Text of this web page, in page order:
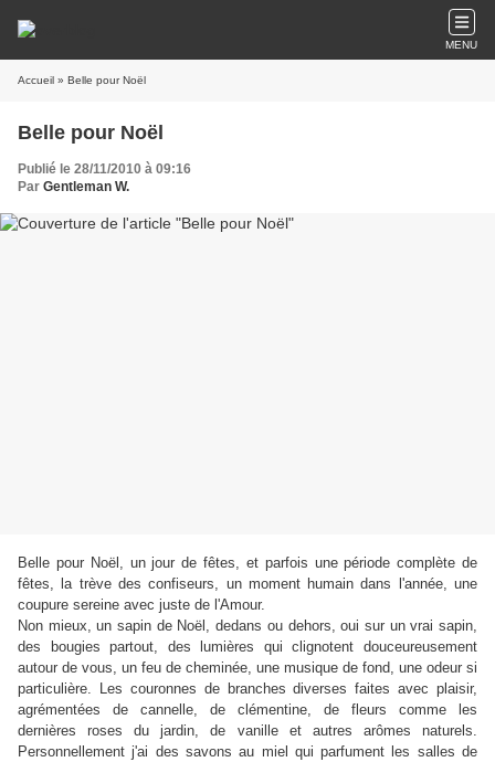
MENU
Accueil » Belle pour Noël
Belle pour Noël
Publié le 28/11/2010 à 09:16
Par Gentleman W.
Belle pour Noël, un jour de fêtes, et parfois une période complète de
fêtes, la trève des confiseurs, un moment humain dans l'année, une
coupure sereine avec juste de l'Amour.
Non mieux, un sapin de Noël, dedans ou dehors, oui sur un vrai sapin,
des bougies partout, des lumières qui clignotent douceureusement
autour de vous, un feu de cheminée, une musique de fond, une odeur si
particulière. Les couronnes de branches diverses faites avec plaisir,
agrémentées de cannelle, de clémentine, de fleurs comme les
dernières roses du jardin, de vanille et autres arômes naturels.
Personnellement j'ai des savons au miel qui parfument les salles de